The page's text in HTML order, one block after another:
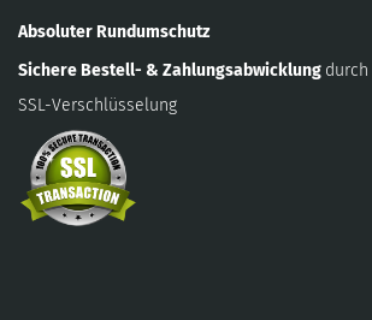
Absoluter Rundumschutz
Sichere Bestell- & Zahlungsabwicklung durch
SSL-Verschlüsselung